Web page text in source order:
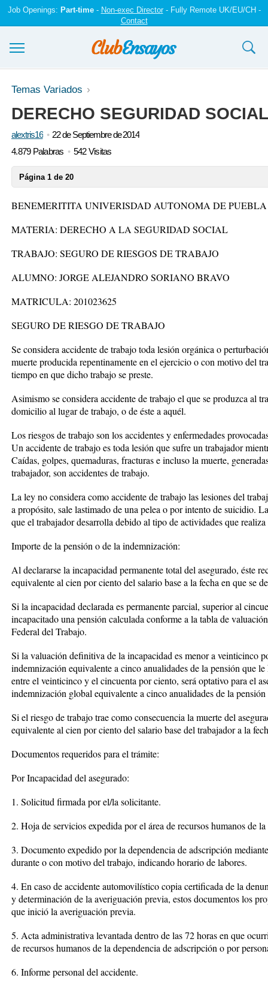
Job Openings: Part-time- Non-exec Director- Fully Remote UK/EU/CH -
Contact
Ensayos y trabajos
Registrarse
Iniciar sesión
Temas Variados
DERECHO SEGURIDAD SOCIAL
alextris16
22 de Septiembre de 2014
4.879 Palabras
542 Visitas
Página 1 de 20
BENEMERITITA UNIVERISDAD AUTONOMA DE PUEBLA
MATERIA: DERECHO A LA SEGURIDAD SOCIAL
TRABAJO: SEGURO DE RIESGOS DE TRABAJO
ALUMNO: JORGE ALEJANDRO SORIANO BRAVO
MATRICULA: 201023625
SEGURO DE RIESGO DE TRABAJO
Se considera accidente de trabajo toda lesión orgánica o
muerte producida repentinamente en el ejercicio o con motivo del
tiempo en que dicho trabajo se preste.
Asimismo se considera accidente de trabajo el que se produzca al
domicilio al lugar de trabajo, o de éste a aquél.
Los riesgos de trabajo son los accidentes y enfermedades
Un accidente de trabajo es toda lesión que sufre un trabajador
Caídas, golpes, quemaduras, fracturas e incluso la muerte,
trabajador, son accidentes de trabajo.
La ley no considera como accidente de trabajo las lesiones del
a propósito, sale lastimado de una pelea o por intento de suicidio.
que el trabajador desarrolla debido al tipo de actividades que
Importe de la pensión o de la indemnización:
Al declararse la incapacidad permanente total del asegurado, éste
equivalente al cien por ciento del salario base a la fecha en que se
Si la incapacidad declarada es permanente parcial, superior al
incapacitado una pensión calculada conforme a la tabla de
Federal del Trabajo.
Si la valuación definitiva de la incapacidad es menor a veinticinco
indemnización equivalente a cinco anualidades de la pensión que
entre el veinticinco y el cincuenta por ciento, será optativo para el
indemnización global equivalente a cinco anualidades de la
Si el riesgo de trabajo trae como consecuencia la muerte del
equivalente al cien por ciento del salario base del trabajador a la
Documentos requeridos para el trámite:
Por Incapacidad del asegurado:
1. Solicitud firmada por el/la solicitante.
2. Hoja de servicios expedida por el área de recursos humanos de
3. Documento expedido por la dependencia de adscripción
durante o con motivo del trabajo, indicando horario de labores.
4. En caso de accidente automovilístico copia certificada de la
y determinación de la averiguación previa, estos documentos los
que inició la averiguación previa.
5. Acta administrativa levantada dentro de las 72 horas en que
de recursos humanos de la dependencia de adscripción o por
6. Informe personal del accidente.